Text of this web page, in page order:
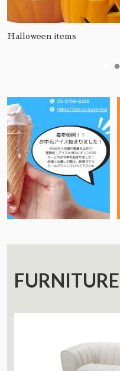
Halloween items
FURNITURE